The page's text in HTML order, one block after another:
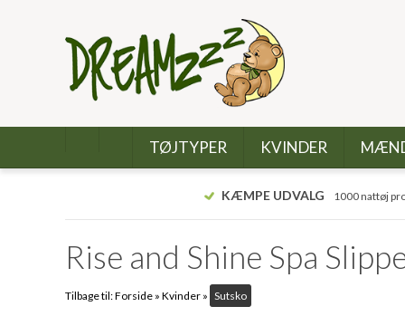
TØJTYPER KVINDER
KÆMPE UDVALG 1000 nattøj
Rise and Shine Spa
Tilbage til:Forside » Kvinder » Sutsko